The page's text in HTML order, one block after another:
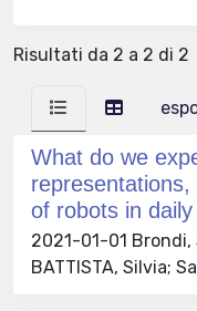
Risultati da 2 a 2 di 2
What do we
of robots in
2021-01-01 Brondi,
BATTISTA, Silvia;